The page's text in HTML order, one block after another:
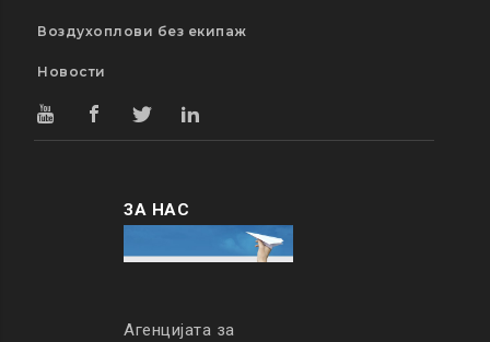
Воздухоплови без екипаж
Новости
ЗА НАС
Агенцијата за